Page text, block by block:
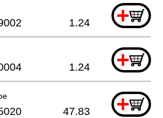
+
1.24
+
1.24
+
47.83